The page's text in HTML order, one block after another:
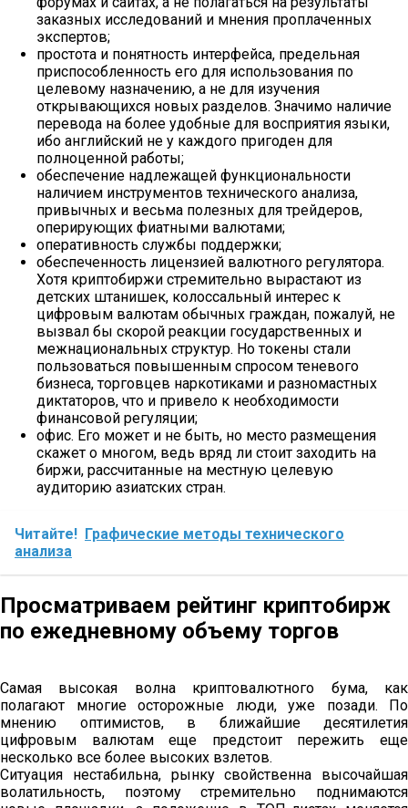
заказных исследований и мнения проплаченных
экспертов;
простота и понятность интерфейса, предельная
приспособленность его для использования по
целевому назначению, а не для изучения
открывающихся новых разделов. Значимо наличие
перевода на более удобные для восприятия языки,
ибо английский не у каждого пригоден для
полноценной работы;
обеспечение надлежащей функциональности
наличием инструментов технического анализа,
привычных и весьма полезных для трейдеров,
оперирующих фиатными валютами;
оперативность службы поддержки;
обеспеченность лицензией валютного регулятора.
Хотя криптобиржи стремительно вырастают из
детских штанишек, колоссальный интерес к
цифровым валютам обычных граждан, пожалуй, не
вызвал бы скорой реакции государственных и
межнациональных структур. Но токены стали
пользоваться повышенным спросом теневого
бизнеса, торговцев наркотиками и разномастных
диктаторов, что и привело к необходимости
финансовой регуляции;
офис. Его может и не быть, но место размещения
скажет о многом, ведь вряд ли стоит заходить на
биржи, рассчитанные на местную целевую
аудиторию азиатских стран.
Читайте! Графические методы технического
анализа
Просматриваем рейтинг криптобирж
по ежедневному объему торгов
Самая высокая волна криптовалютного бума, как
полагают многие осторожные люди, уже позади. По
мнению оптимистов, в ближайшие десятилетия
цифровым валютам еще предстоит пережить еще
несколько все более высоких взлетов.
Ситуация нестабильна, рынку свойственна высочайшая
волатильность, поэтому стремительно поднимаются